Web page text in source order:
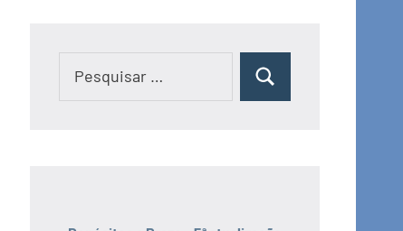
Pesquisar